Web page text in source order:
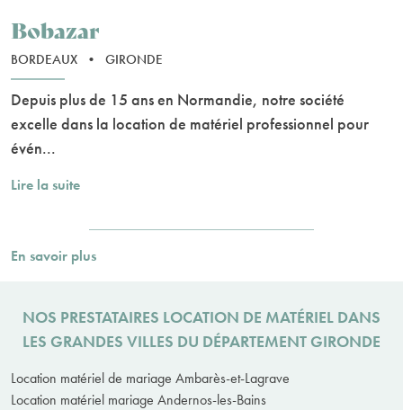
Bobazar
BORDEAUX • GIRONDE
Depuis plus de 15 ans en Normandie, notre société
excelle dans la location de matériel professionnel pour
évén...
Lire la suite
En savoir plus
NOS PRESTATAIRES LOCATION DE MATÉRIEL DANS
LES GRANDES VILLES DU DÉPARTEMENT GIRONDE
Location matériel de mariage Ambarès-et-Lagrave
Location matériel mariage Andernos-les-Bains